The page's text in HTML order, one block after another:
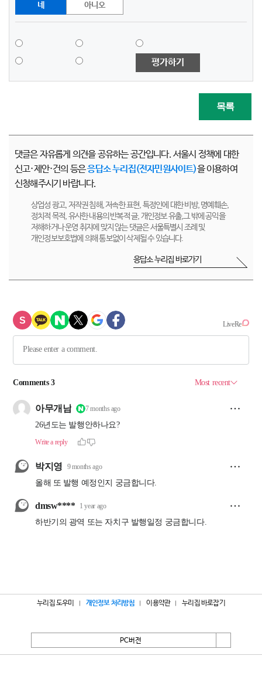
네 아니오
평가하기
목록
댓글은 자유롭게 의견을 공유하는 공간입니다. 서울시 정책에 대한
신고·제안·건의 등은응답소 누리집(전자민원사이트)을 이용하여
신청해주시기 바랍니다.
상업성 광고, 저작권 침해, 저속한 표현, 특정인에 대한 비방, 명예훼손,
정치적 목적, 유사한 내용의 반복적 글, 개인정보 유출,그 밖에 공익을
저해하거나 운영 취지에 맞지 않는 댓글은 서울특별시 조례 및
개인정보보호법에 의해 통보없이 삭제될 수 있습니다.
응답소 누리집 바로가기
누리집 도우미 개인정보 처리방침 이용약관 누리집 바로잡기
PC버전